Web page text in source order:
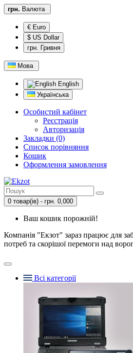
грн. Валюта
€ Euro
$ US Dollar
грн. Гривня
Мова
English
Українська
Особистий кабінет
Реєстрація
Авторизація
Закладки (0)
Список порівняння
Кошик
Оформлення замовлення
0 товар(ів) - грн. 0,000
Ваш кошик порожній!
Компанія "Екзот" зараз працює для
потреб та скорішої перемоги над
Всі категорії